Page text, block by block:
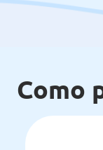
Como